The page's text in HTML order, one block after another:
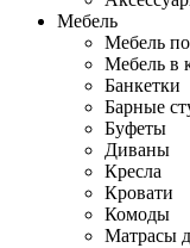
Мебель
Мебель
Мебель в
Банкетки
Барные
Буфеты
Диваны
Кресла
Кровати
Комоды
Матрасы